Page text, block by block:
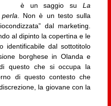
è un saggio suLa
. Non è un testo sulla
dal marketing.
al dipinto la copertina e le
identificabile dal sottotitolo
borghese in Olanda e
questo che si occupa la
di questo contesto che
la giovane con la